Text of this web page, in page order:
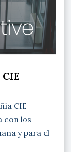
CIE
con los
y para el